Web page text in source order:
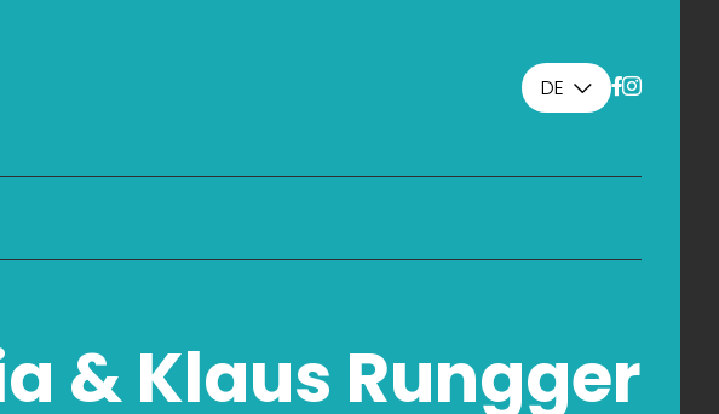
DE
& Klaus Rungger